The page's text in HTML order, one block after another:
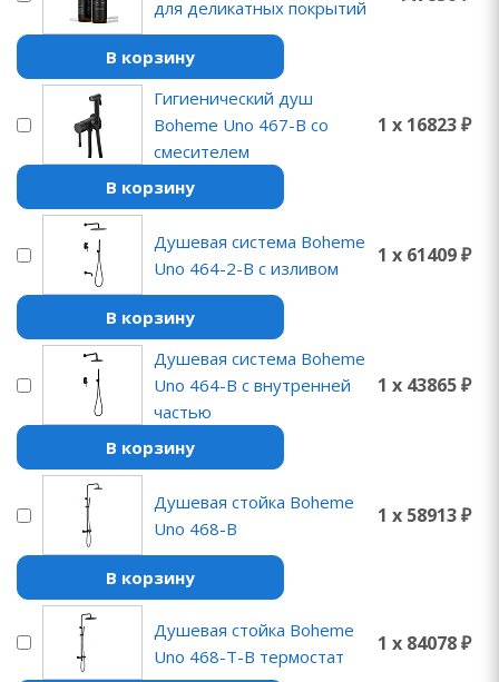
для деликатных покрытий
В корзину
Гигиенический душ
Boheme Uno 467-B со
смесителем
1 x 16823 ₽
В корзину
Душевая система Boheme
Uno 464-2-B с изливом
1 x 61409 ₽
В корзину
Душевая система Boheme
Uno 464-B с внутренней
частью
1 x 43865 ₽
В корзину
Душевая стойка Boheme
Uno 468-B
1 x 58913 ₽
В корзину
Душевая стойка Boheme
Uno 468-T-B термостат
1 x 84078 ₽